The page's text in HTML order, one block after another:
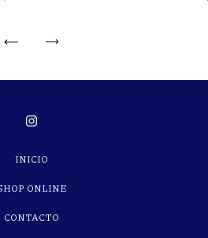
INICIO
ONLINE
CONTACTO